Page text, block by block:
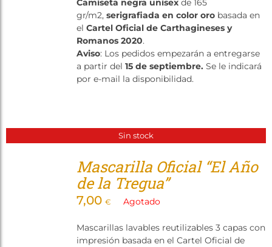
Tienda
Camiseta negra unisexde 165
gr/m2, serigrafiada en color orobasada en
el Cartel Oficial de Carthagineses y
Romanos 2020.
Aviso: Los pedidos empezarán a entregarse
a partir del 15 de septiembre. Se le indicará
por e-mail la disponibilidad.
Sin stock
Mascarilla Oficial “El Año
de la Tregua”
7,00 € Agotado
Mascarillas lavables reutilizables 3 capas con
impresión basada en el Cartel Oficial de